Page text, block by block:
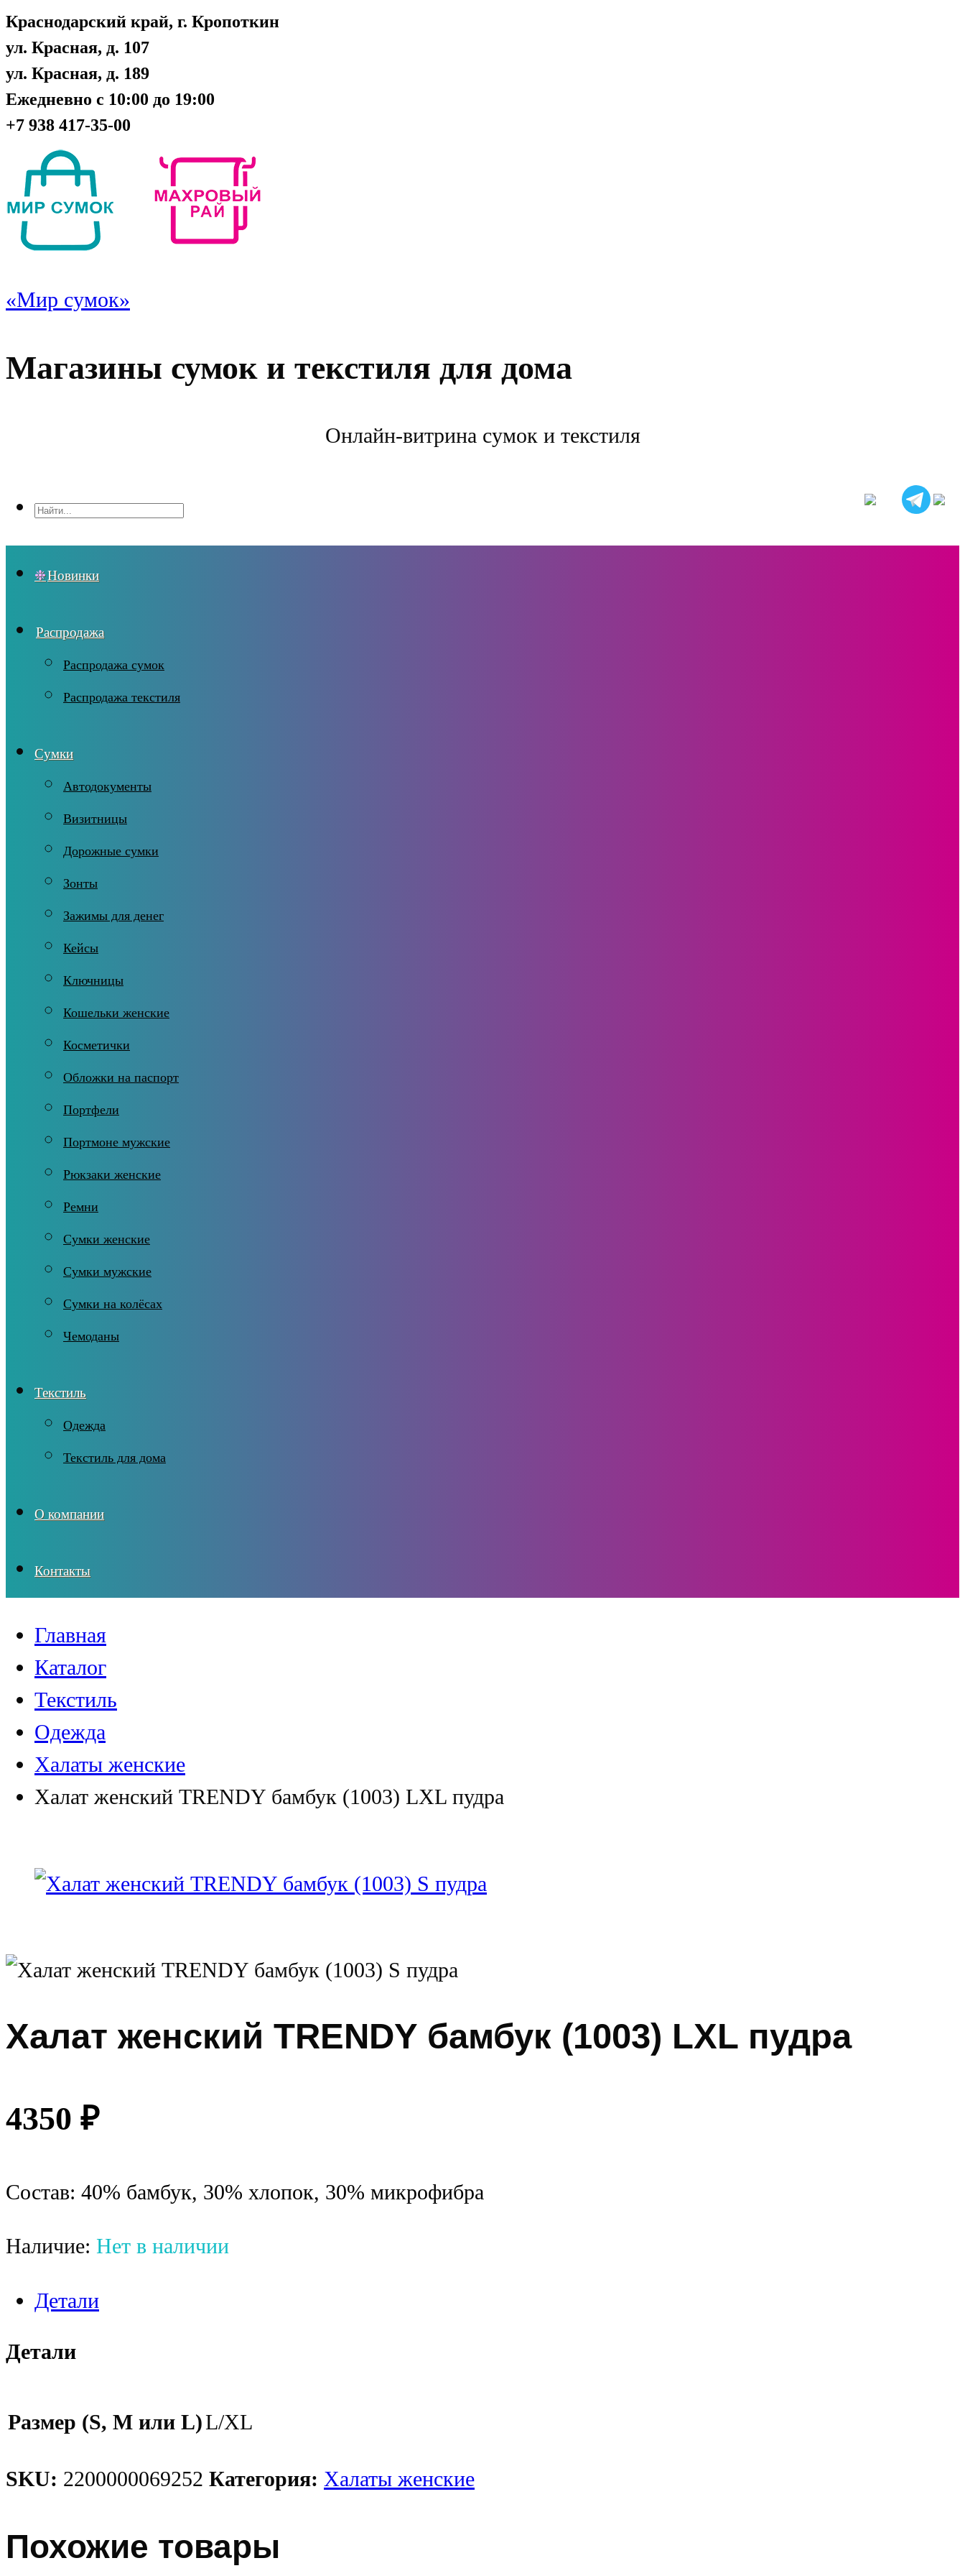
Краснодарский край, г. Кропоткин
ул. Красная, д. 107
ул. Красная, д. 189
Ежедневно с 10:00 до 19:00
+7 938 417-35-00
«Мир сумок»
Магазины сумок и текстиля для дома
Онлайн-витрина сумок и текстиля
Новинки
Распродажа
Распродажа сумок
Распродажа текстиля
Сумки
Автодокументы
Визитницы
Дорожные сумки
Зонты
Зажимы для денег
Кейсы
Ключницы
Кошельки женские
Косметички
Обложки на паспорт
Портфели
Портмоне мужские
Рюкзаки женские
Ремни
Сумки женские
Сумки мужские
Сумки на колёсах
Чемоданы
Текстиль
Одежда
Текстиль для дома
О компании
Контакты
Главная
Каталог
Текстиль
Одежда
Халаты женские
Халат женский TRENDY бамбук (1003) LXL пудра
Халат женский TRENDY бамбук (1003) LXL пудра
4350 ₽
Состав: 40% бамбук, 30% хлопок, 30% микрофибра
Наличие: Нет в наличии
Детали
Детали
Размер (S, M или L)L/XL
SKU: 2200000069252 Категория: Халаты женские
Похожие товары